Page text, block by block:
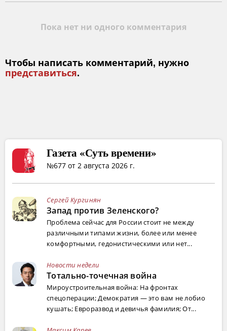
Пока нет ни одного комментария
Чтобы написать комментарий, нужно
представиться.
Газета «Суть времени»
№677 от 2 августа 2026 г.
Сергей Кургинян
Запад против Зеленского?
Проблема сейчас для России стоит не между
различными типами жизни, более или менее
комфортными, гедонистическими или нет...
Новости недели
Тотально-точечная война
Мироустроительная война: На фронтах
спецоперации; Демократия — это вам не лобио
кушать; Евроразвод и девичья фамилия; От...